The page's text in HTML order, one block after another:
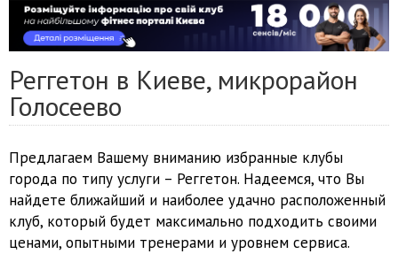
Реггетон в Киеве, микрорайон
Голосеево
Предлагаем Вашему вниманию избранные клубы
города по типу услуги – Реггетон. Надеемся, что Вы
найдете ближайший и наиболее удачно расположенный
клуб, который будет максимально подходить своими
ценами, опытными тренерами и уровнем сервиса.